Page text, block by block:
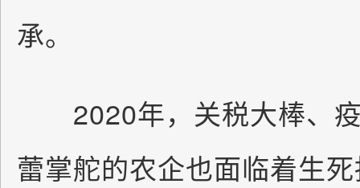
承。
2020年，关税大棒、疫
蕾掌舵的农企也面临着生